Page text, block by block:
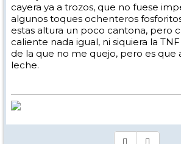
cayera ya a trozos, que no fuese
algunos toques ochenteros
estas altura un poco cantona, pero
caliente nada igual, ni siquiera la
de la que no me quejo, pero es que
leche.